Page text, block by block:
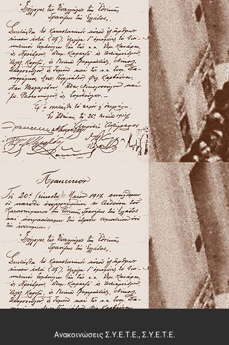
Ανακοινώσεις Σ.Υ.Ε.Τ.Ε., Σ.Υ.Ε.Τ.Ε.